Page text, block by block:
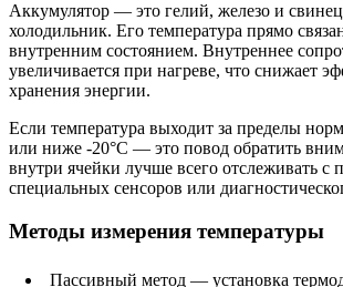
Аккумулятор — это гелий, железо и
холодильник. Его температура прямо
внутренним состоянием. Внутреннее
увеличивается при нагреве, что снижает
хранения энергии.
Если температура выходит за пределы
или ниже -20°C — это повод обратить
внутри ячейки лучше всего отслеживать
специальных сенсоров или
Методы измерения температуры
Пассивный метод — установка